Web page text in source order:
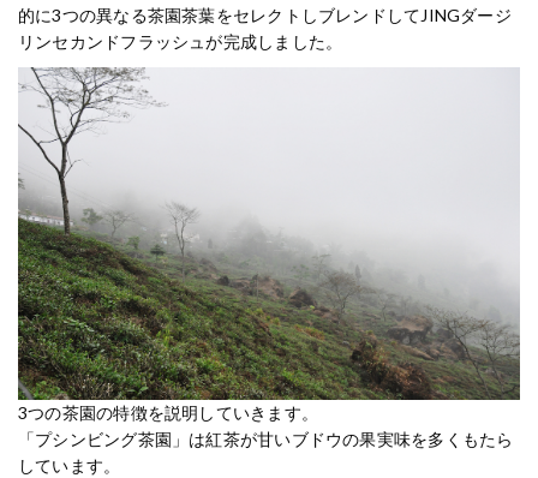
的に3つの異なる茶園茶葉をセレクトしブレンドしてJINGダージ
リンセカンドフラッシュが完成しました。
3つの茶園の特徴を説明していきます。
「プシンビング茶園」は紅茶が甘いブドウの果実味を多くもたら
しています。